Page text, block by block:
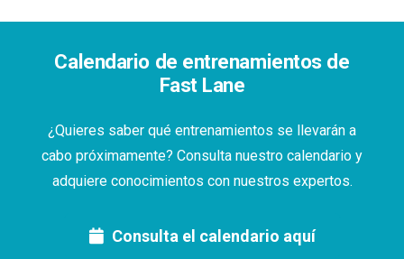
Calendario de entrenamientos de
Fast Lane
¿Quieres saber qué entrenamientos se llevarán a
cabo próximamente? Consulta nuestro calendario y
adquiere conocimientos con nuestros expertos.
Consulta el calendario aquí